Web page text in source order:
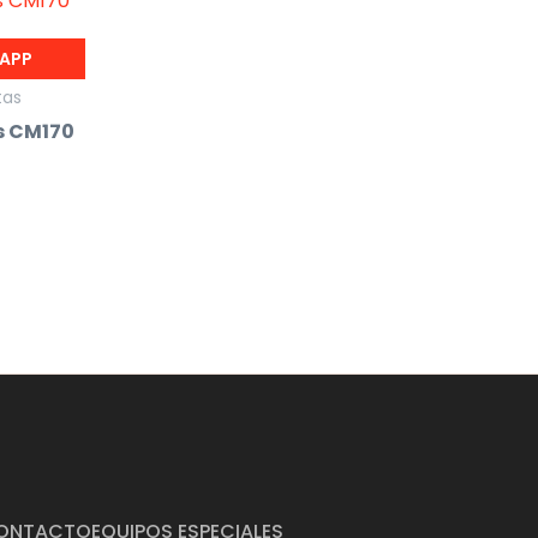
EQUIPOS ESPECIALES